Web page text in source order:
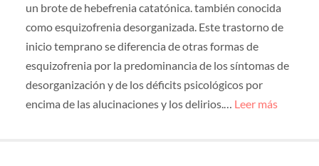
un brote de hebefrenia catatónica. también conocida
como esquizofrenia desorganizada. Este trastorno de
inicio temprano se diferencia de otras formas de
esquizofrenia por la predominancia de los síntomas de
desorganización y de los déficits psicológicos por
encima de las alucinaciones y los delirios.… Leer más